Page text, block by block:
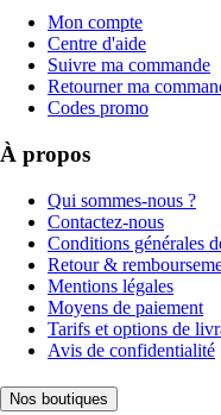
Mon compte
Centre d'aide
Suivre ma commande
Retourner ma
Codes promo
À propos
Qui sommes-nous ?
Contactez-nous
Conditions générales
Retour &
Mentions légales
Moyens de paiement
Tarifs et options de
Avis de confidentialité
Nos boutiques